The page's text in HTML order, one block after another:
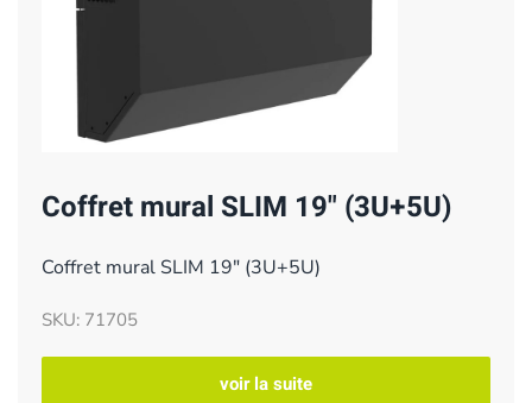
Coffret mural SLIM 19" (3U+5U)
Coffret mural SLIM 19" (3U+5U)
SKU: 71705
voir la suite